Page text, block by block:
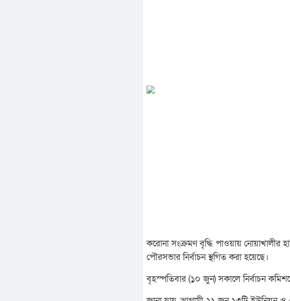
করোনা সংক্রমণ বৃদ্ধি পাওয়ায় নোয়াখালীর
পৌরসভার নির্বাচন স্থগিত করা হয়েছে।
বৃহস্পতিবার (১০ জুন) সকালে নির্বাচন